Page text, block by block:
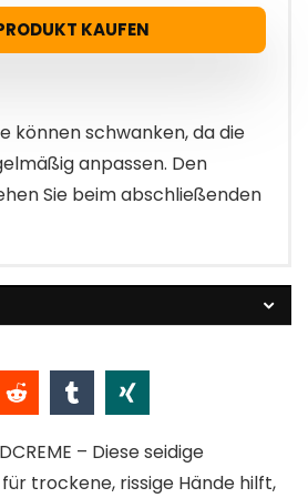
KAUFEN
können schwanken, da die
anpassen. Den
Sie beim abschließenden
– Diese seidige
trockene, rissige Hände hilft,